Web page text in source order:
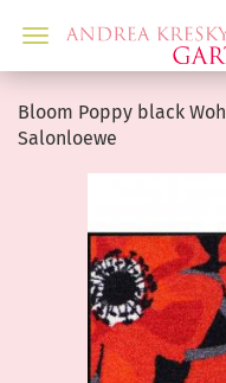
Bloom Poppy black
Salonloewe